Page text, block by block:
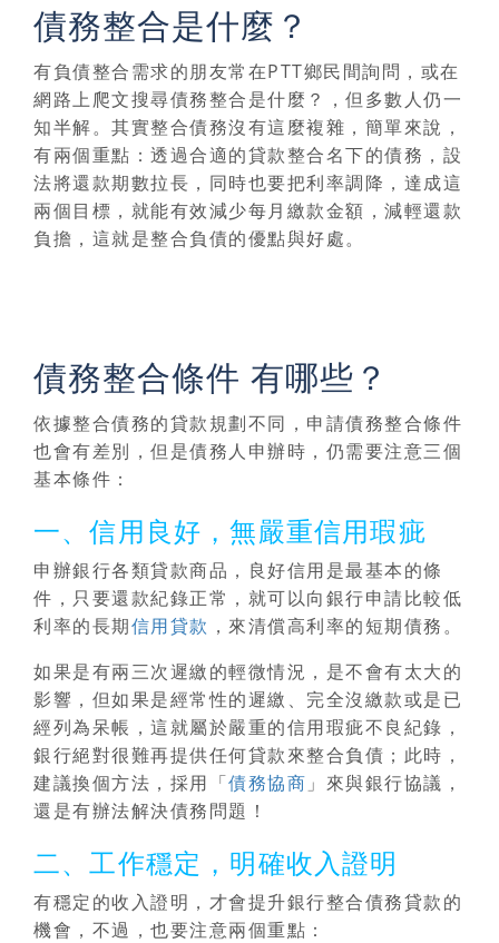
債務整合是什麼？
有負債整合需求的朋友常在PTT鄉民間詢問，或在
網路上爬文搜尋債務整合是什麼？ ，但多數人仍一
知半解。其實整合債務沒有這麼複雜，簡單來說，
有兩個重點： 透過合適的貸款整合名下的債務，設
法將還款期數拉長，同時也要把利率調降，達成這
兩個目標，就能有效減少每月繳款金額，減輕還款
負擔 ，這就是整合負債的優點與好處。
債務整合條件 有哪些？
依據整合債務的貸款規劃不同， 申請債務整合條件
也會有差別 ，但是債務人申辦時，仍需要注意三個
基本條件：
一、信用良好，無嚴重信用瑕疵
申辦銀行各類貸款商品，良好信用是最基本的條
件，只要還款紀錄正常，就可以向銀行申請比較低
利率的長期信用貸款 ，來清償高利率的短期債務。
如果是有兩三次遲繳的輕微情況，是不會有太大的
影響，但如果是經常性的遲繳、完全沒繳款或是已
經列為呆帳，這就屬於嚴重的信用瑕疵不良紀錄，
銀行絕對很難再提供任何貸款來整合負債；此時，
建議換個方法，採用「債務協商 」來與銀行協議，
還是有辦法解決債務問題！
二、工作穩定，明確收入證明
有穩定的收入證明，才會提升銀行整合債務貸款的
機會，不過，也要注意兩個重點：